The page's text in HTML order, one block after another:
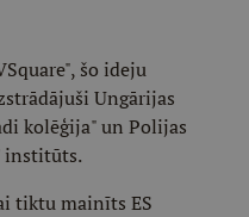
šo ideju
Ungārijas
kolēģija" un Polijas
institūts.
tiktu mainīts ES